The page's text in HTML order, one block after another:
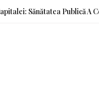
Sănătatea Publică A